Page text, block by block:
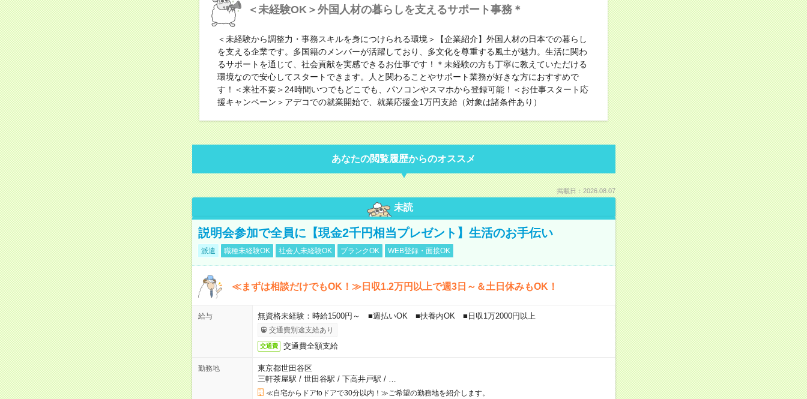
＜未経験OK＞外国人材の暮らしを支えるサポート事務＊
＜未経験から調整力・事務スキルを身につけられる環境＞【企業紹介】外国人材の日本での暮らし
を支える企業です。多国籍のメンバーが活躍しており、多文化を尊重する風土が魅力。生活に関わ
るサポートを通じて、社会貢献を実感できるお仕事です！＊未経験の方も丁寧に教えていただける
環境なので安心してスタートできます。人と関わることやサポート業務が好きな方におすすめで
す！＜来社不要＞24時間いつでもどこでも、パソコンやスマホから登録可能！＜お仕事スタート応
援キャンペーン＞アデコでの就業開始で、就業応援金1万円支給（対象は諸条件あり）
あなたの閲覧履歴からのオススメ
掲載日：2026.08.07
未読
説明会参加で全員に【現金2千円相当プレゼント】生活のお手伝い
派遣 職種未経験OK 社会人未経験OK ブランクOK WEB登録・面接OK
≪まずは相談だけでもOK！≫日収1.2万円以上で週3日～＆土日休みもOK！
給与 無資格未経験：時給1500円～ ■週払いOK ■扶養内OK ■日収1万2000円以上
交通費別途支給あり
交通費 交通費全額支給
勤務地
東京都世田谷区
三軒茶屋駅 / 世田谷駅 / 下高井戸駅 /
≪自宅からドアtoドアで30分以内！≫ご希望の勤務地を紹介します。